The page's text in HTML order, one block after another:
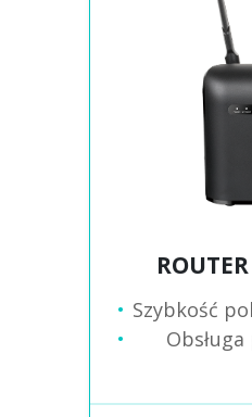
Szybkość